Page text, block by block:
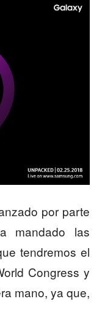
por parte
mandado las
tendremos el
Congress y
mano, ya que,